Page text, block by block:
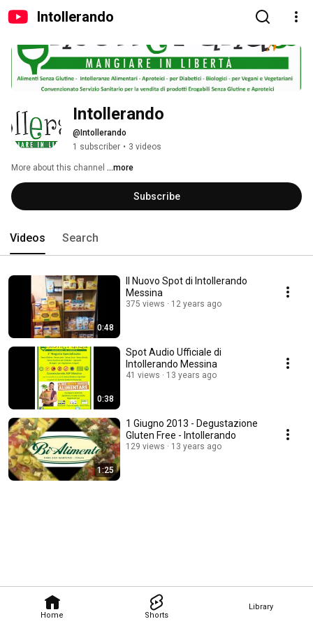
Intollerando
Home Shorts
Library
Intollerando
@Intollerando
1 subscriber • 3 videos
More about this channel ...more
Subscribe
Videos Search
0:48
Il Nuovo Spot di Intollerando
Messina
375 views 12 years ago
0:38
Spot Audio Ufficiale di
Intollerando Messina
41 views 13 years ago
1:25
1 Giugno 2013 - Degustazione
Gluten Free - Intollerando
129 views 13 years ago